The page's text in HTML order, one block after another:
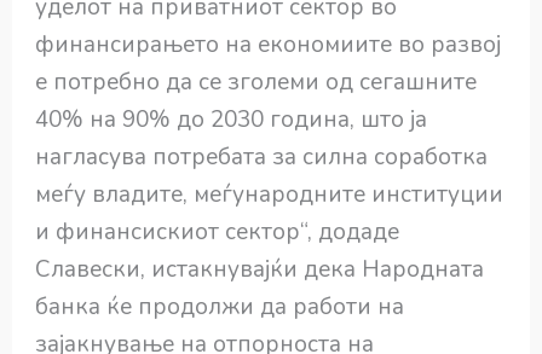
уделот на приватниот сектор во
финансирањето на економиите во развој
е потребно да се зголеми од сегашните
40% на 90% до 2030 година, што ја
нагласува потребата за силна соработка
меѓу владите, меѓународните институции
и финансискиот сектор“, додаде
Славески, истакнувајќи дека Народната
банка ќе продолжи да работи на
зајакнување на отпорноста на